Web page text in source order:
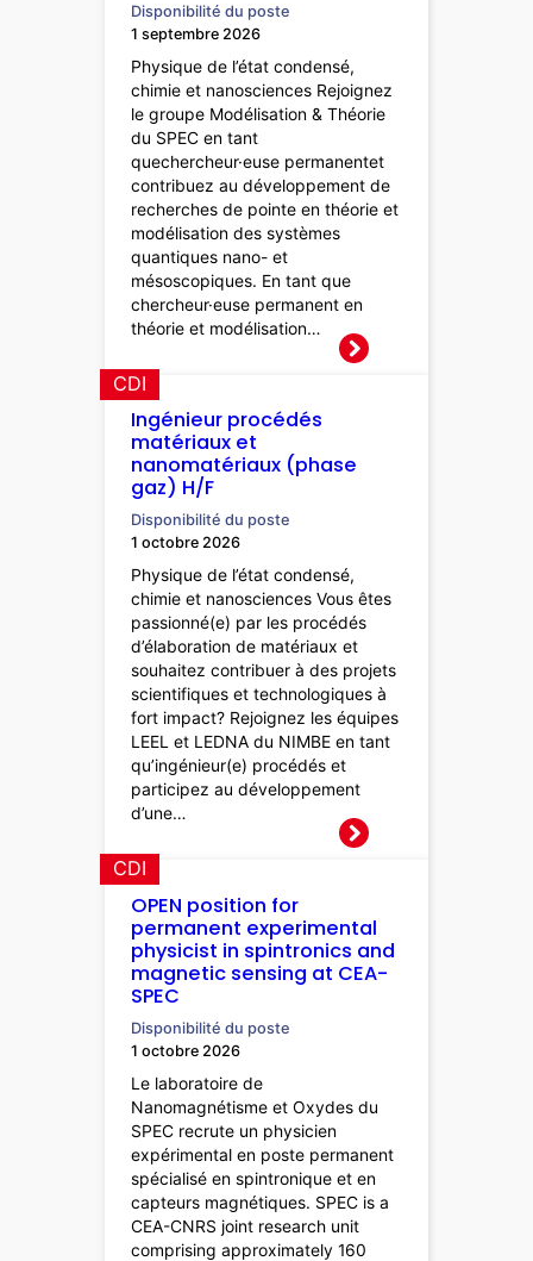
Disponibilité du poste
1 septembre 2026
Physique de l’état condensé,
chimie et nanosciences Rejoignez
le groupe Modélisation & Théorie
du SPEC en tant
quechercheur·euse permanentet
contribuez au développement de
recherches de pointe en théorie et
modélisation des systèmes
quantiques nano- et
mésoscopiques. En tant que
chercheur·euse permanent en
théorie et modélisation…
Ingénieur procédés
matériaux et
nanomatériaux (phase
gaz) H/F
CDI
Disponibilité du poste
1 octobre 2026
Physique de l’état condensé,
chimie et nanosciences Vous êtes
passionné(e) par les procédés
d’élaboration de matériaux et
souhaitez contribuer à des projets
scientifiques et technologiques à
fort impact? Rejoignez les équipes
LEEL et LEDNA du NIMBE en tant
qu’ingénieur(e) procédés et
participez au développement
d’une…
OPEN position for
permanent experimental
physicist in spintronics and
magnetic sensing at CEA-
SPEC
CDI
Disponibilité du poste
1 octobre 2026
Le laboratoire de
Nanomagnétisme et Oxydes du
SPEC recrute un physicien
expérimental en poste permanent
spécialisé en spintronique et en
capteurs magnétiques. SPEC is a
CEA-CNRS joint research unit
comprising approximately 160